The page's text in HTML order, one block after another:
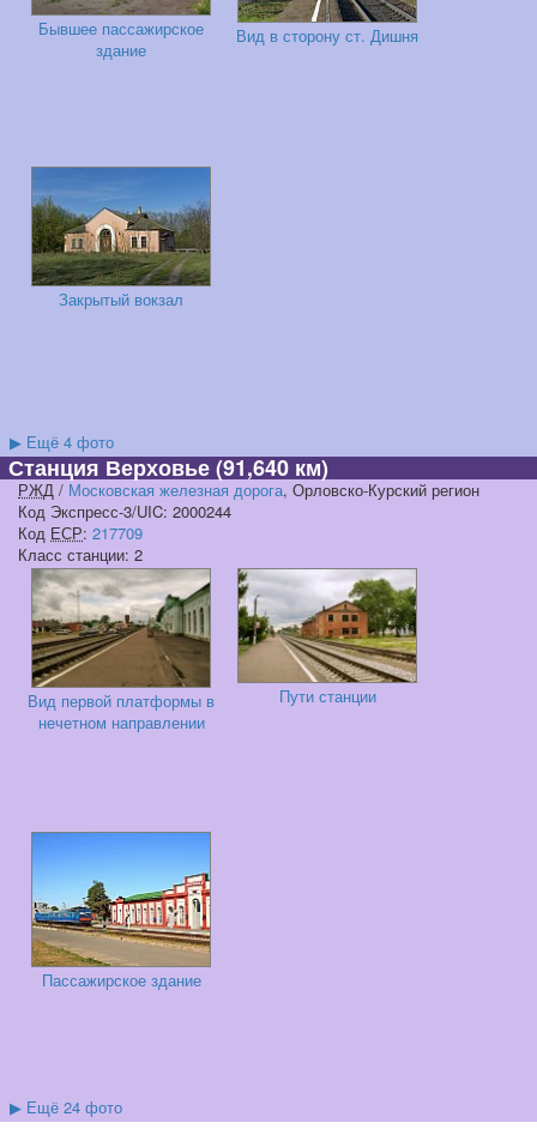
Бывшее пассажирское
здание
Вид в сторону ст. Дишня
Закрытый вокзал
▶ Ещё 4 фото
Станция Верховье(91,640 км)
РЖД / Московская железная дорога, Орловско-Курский регион
Код Экспресс-3/UIC: 2000244
Код ЕСР: 217709
Класс станции: 2
Вид первой платформы в
нечетном направлении
Пути станции
Пассажирское здание
▶ Ещё 24 фото